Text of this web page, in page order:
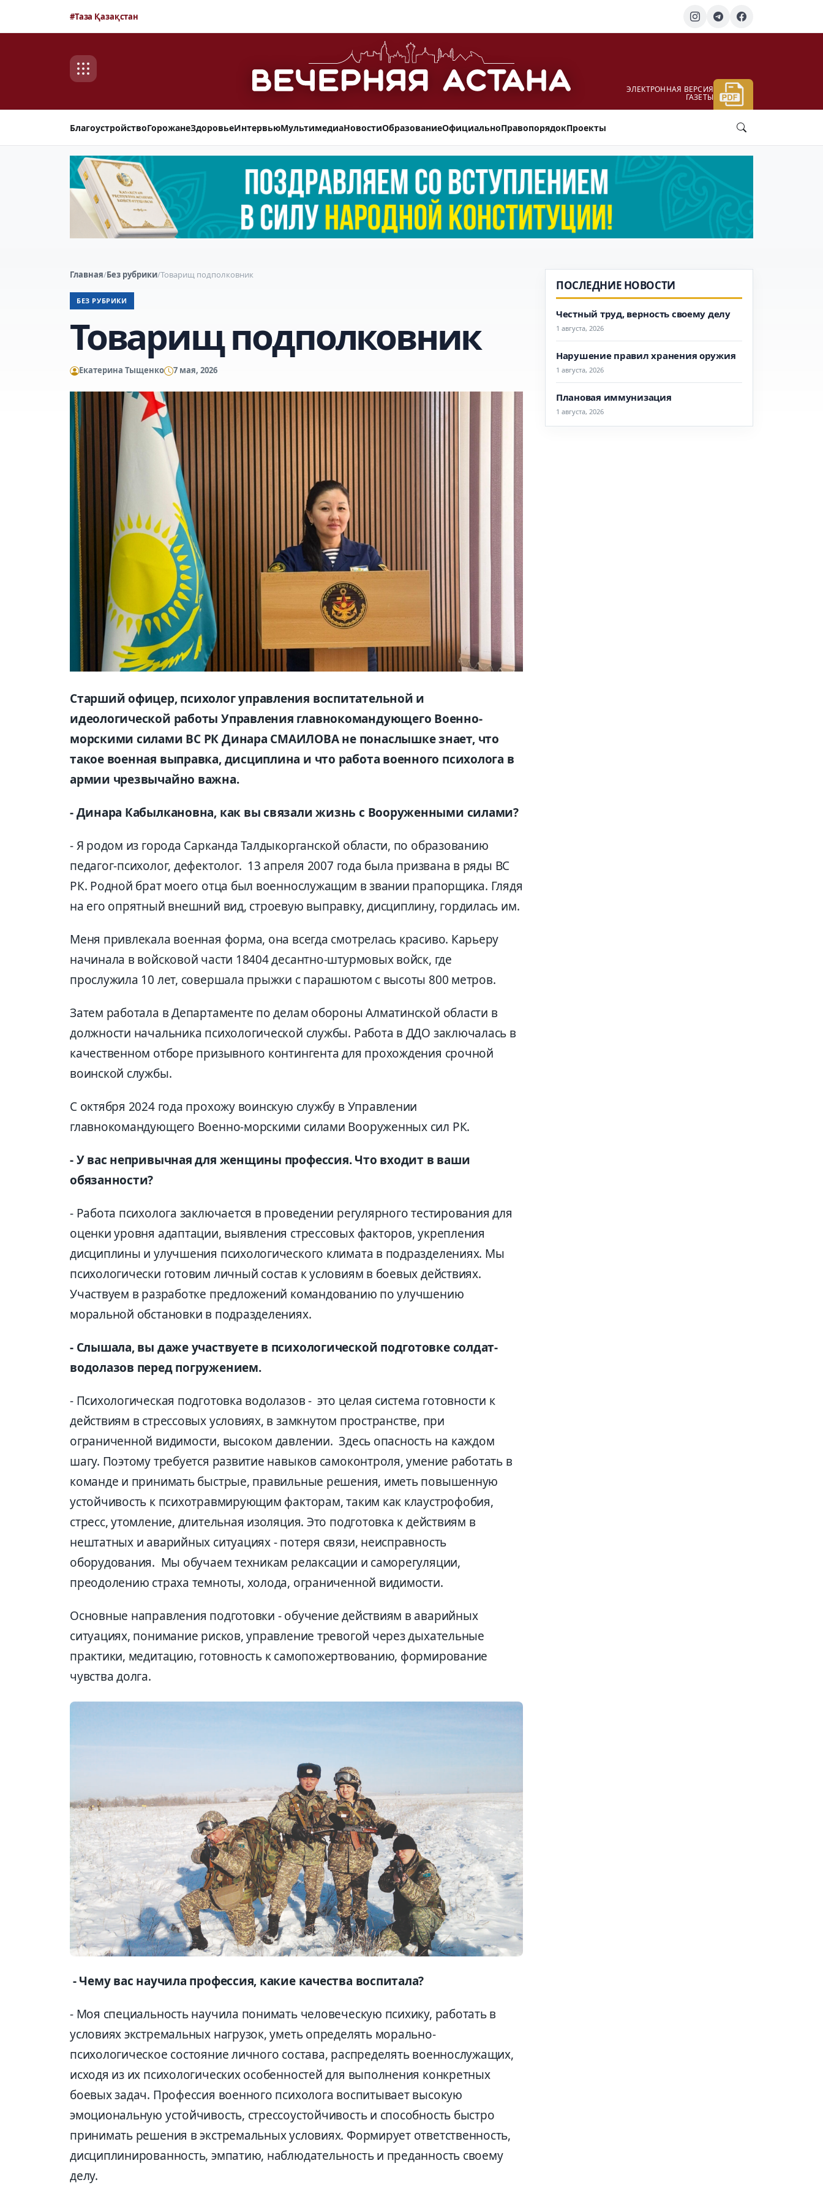
#Таза Қазақстан
ЭЛЕКТРОННАЯ ВЕРСИЯ
ГАЗЕТЫ
БлагоустройствоГорожанеЗдоровьеИнтервьюМультимедиаНовостиОбразованиеОфициальноПравопорядокПроекты
Главная/Без рубрики/Товарищ подполковник
БЕЗ РУБРИКИ
Товарищ подполковник
Екатерина Тыщенко 7 мая, 2026
Старший офицер, психолог управления воспитательной и
идеологической работы Управления главнокомандующего Военно-
морскими силами ВС РК Динара СМАИЛОВА не понаслышке знает, что
такое военная выправка, дисциплина и что работа военного психолога в
армии чрезвычайно важна.
- Динара Кабылкановна, как вы связали жизнь с Вооруженными силами?
- Я родом из города Сарканда Талдыкорганской области, по образованию
педагог-психолог, дефектолог. 13 апреля 2007 года была призвана в ряды ВС
РК. Родной брат моего отца был военнослужащим в звании прапорщика. Глядя
на его опрятный внешний вид, строевую выправку, дисциплину, гордилась им.
Меня привлекала военная форма, она всегда смотрелась красиво. Карьеру
начинала в войсковой части 18404 десантно-штурмовых войск, где
прослужила 10 лет, совершала прыжки с парашютом с высоты 800 метров.
Затем работала в Департаменте по делам обороны Алматинской области в
должности начальника психологической службы. Работа в ДДО заключалась в
качественном отборе призывного контингента для прохождения срочной
воинской службы.
С октября 2024 года прохожу воинскую службу в Управлении
главнокомандующего Военно-морскими силами Вооруженных сил РК.
- У вас непривычная для женщины профессия. Что входит в ваши
обязанности?
- Работа психолога заключается в проведении регулярного тестирования для
оценки уровня адаптации, выявления стрессовых факторов, укрепления
дисциплины и улучшения психологического климата в подразделениях. Мы
психологически готовим личный состав к условиям в боевых действиях.
Участвуем в разработке предложений командованию по улучшению
моральной обстановки в подразделениях.
- Слышала, вы даже участвуете в психологической подготовке солдат-
водолазов перед погружением.
- Психологическая подготовка водолазов - это целая система готовности к
действиям в стрессовых условиях, в замкнутом пространстве, при
ограниченной видимости, высоком давлении. Здесь опасность на каждом
шагу. Поэтому требуется развитие навыков самоконтроля, умение работать в
команде и принимать быстрые, правильные решения, иметь повышенную
устойчивость к психотравмирующим факторам, таким как клаустрофобия,
стресс, утомление, длительная изоляция. Это подготовка к действиям в
нештатных и аварийных ситуациях - потеря связи, неисправность
оборудования. Мы обучаем техникам релаксации и саморегуляции,
преодолению страха темноты, холода, ограниченной видимости.
Основные направления подготовки - обучение действиям в аварийных
ситуациях, понимание рисков, управление тревогой через дыхательные
практики, медитацию, готовность к самопожертвованию, формирование
чувства долга.
- Чему вас научила профессия, какие качества воспитала?
- Моя специальность научила понимать человеческую психику, работать в
условиях экстремальных нагрузок, уметь определять морально-
психологическое состояние личного состава, распределять военнослужащих,
исходя из их психологических особенностей для выполнения конкретных
боевых задач. Профессия военного психолога воспитывает высокую
эмоциональную устойчивость, стрессоустойчивость и способность быстро
принимать решения в экстремальных условиях. Формирует ответственность,
дисциплинированность, эмпатию, наблюдательность и преданность своему
делу.
ПОСЛЕДНИЕ НОВОСТИ
Честный труд, верность своему делу
1 августа, 2026
Нарушение правил хранения оружия
1 августа, 2026
Плановая иммунизация
1 августа, 2026